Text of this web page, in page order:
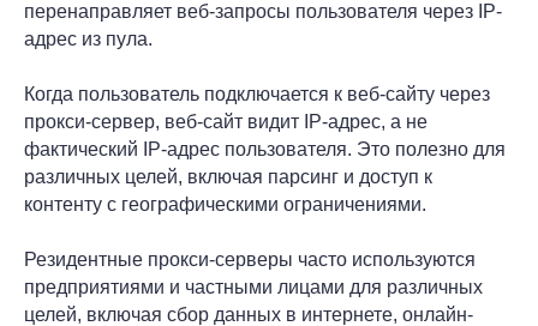
перенаправляет веб-запросы пользователя через IP-
адрес из пула.
Когда пользователь подключается к веб-сайту через
прокси-сервер, веб-сайт видит IP-адрес, а не
фактический IP-адрес пользователя. Это полезно для
различных целей, включая парсинг и доступ к
контенту с географическими ограничениями.
Резидентные прокси-серверы часто используются
предприятиями и частными лицами для различных
целей, включая сбор данных в интернете, онлайн-